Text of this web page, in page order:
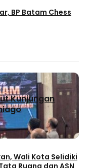
BP Batam Chess
Kunjungan
Wali Kota Selidiki
Ruang dan ASN